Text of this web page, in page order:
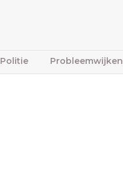
Politie Probleemwijken